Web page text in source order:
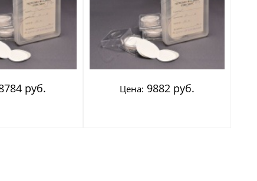
руб. Цена: 9882 руб.